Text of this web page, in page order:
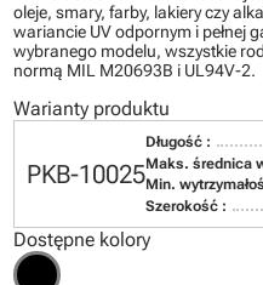
oleje, smary, farby, lakiery czy
wariancie UV odpornym i pełnej
wybranego modelu, wszystkie
normą MIL M20693B i UL94V-2.
Warianty produktu
PKB-10025
Długość :
Maks. średnica
Min.
Szerokość :
Dostępne kolory